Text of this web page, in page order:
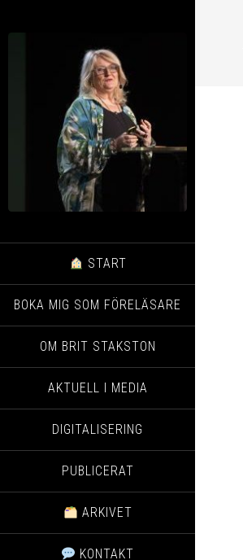
START
BOKA MIG SOM FÖRELÄSARE
OM BRIT STAKSTON
AKTUELL I MEDIA
DIGITALISERING
PUBLICERAT
ARKIVET
KONTAKT